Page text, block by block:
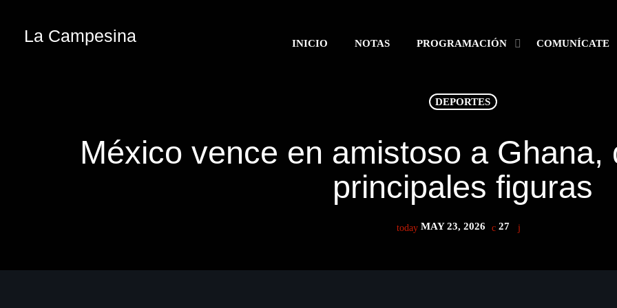
La Campesina INICIO NOTAS PROGRAMACIÓN COMUNÍCATE
SEARCH
DEPORTES
México vence en amistoso a Ghana,
principales figuras
today MAY 23, 2026 27